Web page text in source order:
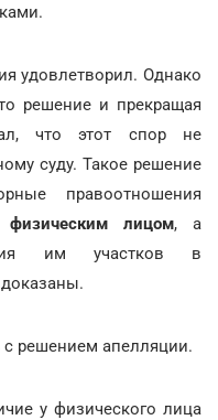
удовлетворил. Однако
решение и прекращая
что этот спор не
суду. Такое решение
правоотношения
физическим лицом, а
им участков в
решением апелляции.
у физического лица